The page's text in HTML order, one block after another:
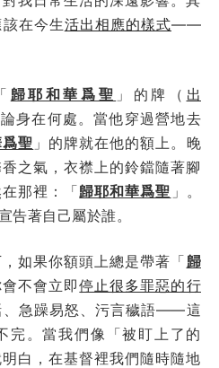
在今生活出相應的樣式——
歸耶和華爲聖 」的牌（ 出
身在何處。當他穿過營地去
聖 」的牌就在他的額上。晚
之氣，衣襟上的鈴鐺隨著腳
那裡：「歸耶和華爲聖 」。
告著自己屬於誰。
如果你額頭上總是帶著「歸
會不會立即停止很多罪惡的行
、急躁易怒、污言穢語——這
完。當我們像「被盯上了的
白，在基督裡我們隨時隨地